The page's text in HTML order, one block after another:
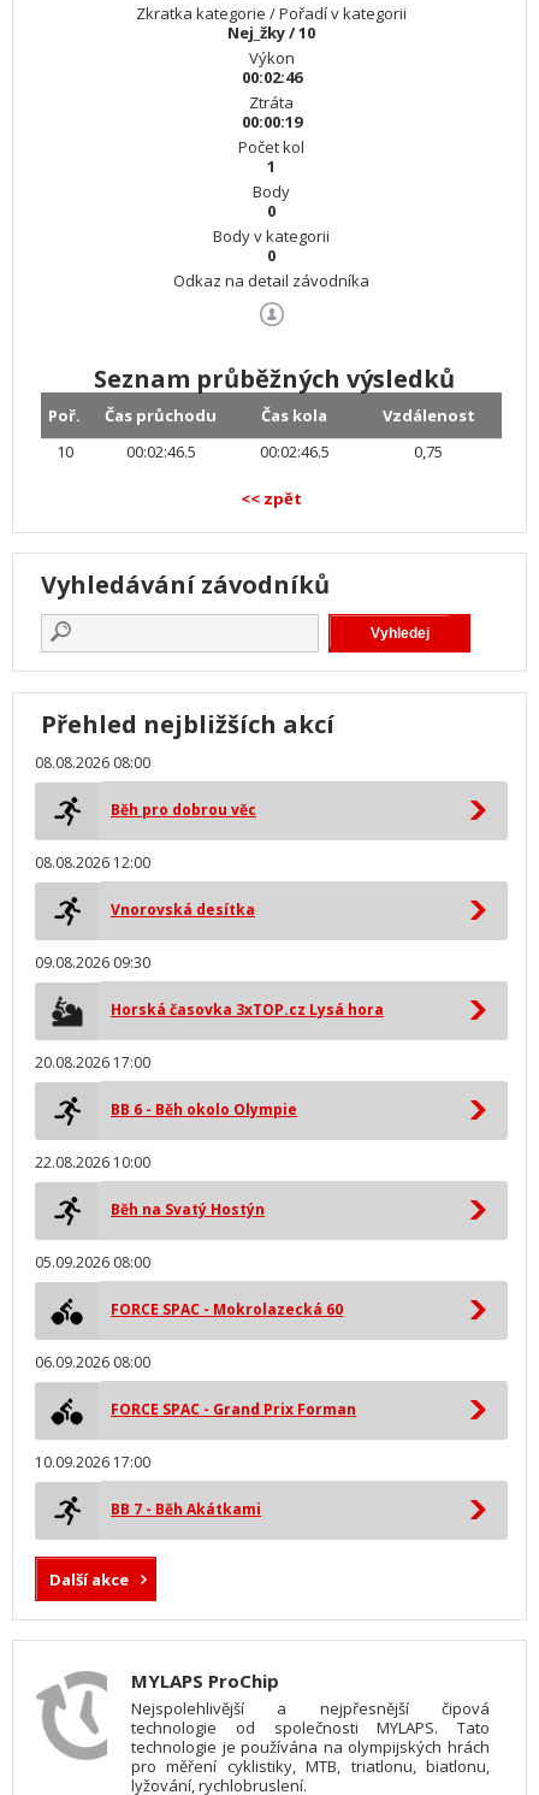
Zkratka kategorie / Pořadí v kategorii
Nej_žky / 10
Výkon
00:02:46
Ztráta
00:00:19
Počet kol
1
Body
0
Body v kategorii
0
Odkaz na detail závodníka
Seznam průběžných výsledků
Poř. Čas průchodu Čas kola
Vzdálenost
10
00:02:46.5 00:02:46.5 0,75
<< zpět
Vyhledávání závodníků
Přehled nejbližších akcí
08.08.2026 08:00
Běh pro dobrou věc
08.08.2026 12:00
Vnorovská desítka
09.08.2026 09:30
Horská časovka 3xTOP.cz Lysá hora
20.08.2026 17:00
BB 6 - Běh okolo Olympie
22.08.2026 10:00
Běh na Svatý Hostýn
05.09.2026 08:00
FORCE SPAC - Mokrolazecká 60
06.09.2026 08:00
FORCE SPAC - Grand Prix Forman
10.09.2026 17:00
BB 7 - Běh Akátkami
Další akce
MYLAPS ProChip
Nejspolehlivější a nejpřesnější čipová
technologie od společnosti MYLAPS. Tato
technologie je používána na olympijských hrách
pro měření cyklistiky, MTB, triatlonu, biatlonu,
lyžování, rychlobruslení.